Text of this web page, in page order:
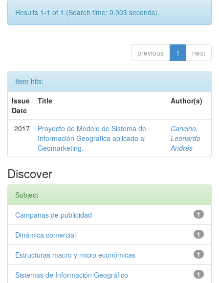
Results 1-1 of 1 (Search time: 0.003 seconds).
previous 1 next
Item hits:
Issue
Date
Title Author(s)
2017
Proyecto de Modelo de Sistema de
Información Geográfica aplicado al
Geomarketing.
Cancino,
Leonardo
Andrés
Discover
Subject
1
Campañas de publicidad
1
Dinámica comercial
1
Estructuras macro y micro económicas
1
Sistemas de Información Geográfico